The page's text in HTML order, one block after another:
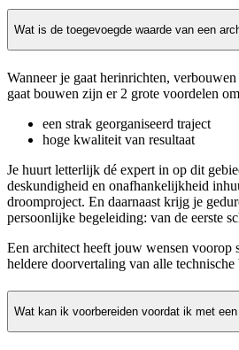
Wat is de toegevoegde waarde van een
Wanneer je gaat herinrichten,
gaat bouwen zijn er 2 grote voordelen
een strak georganiseerd traject
hoge kwaliteit van resultaat
Je huurt letterlijk dé expert in op dit
deskundigheid en onafhankelijkheid
droomproject. En daarnaast krijg je
persoonlijke begeleiding: van de eerste
Een architect heeft jouw wensen voorop
heldere doorvertaling van alle technische
Wat kan ik voorbereiden voordat ik met